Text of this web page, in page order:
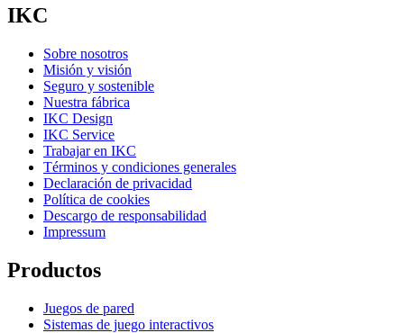
IKC
Sobre nosotros
Misión y visión
Seguro y sostenible
Nuestra fábrica
IKC Design
IKC Service
Trabajar en IKC
Términos y condiciones generales
Declaración de privacidad
Política de cookies
Descargo de responsabilidad
Impressum
Productos
Juegos de pared
Sistemas de juego interactivos